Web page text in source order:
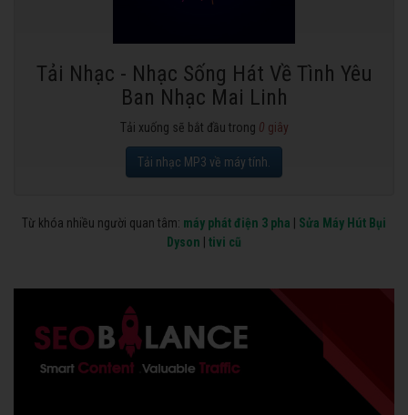
Tải Nhạc - Nhạc Sống Hát Về Tình Yêu
Ban Nhạc Mai Linh
Tải xuống sẽ bắt đầu trong 0 giây
Tải nhạc MP3 về máy tính.
Từ khóa nhiều người quan tâm: máy phát điện 3 pha
Sửa Máy Hút Bụi
Dyson
tivi cũ